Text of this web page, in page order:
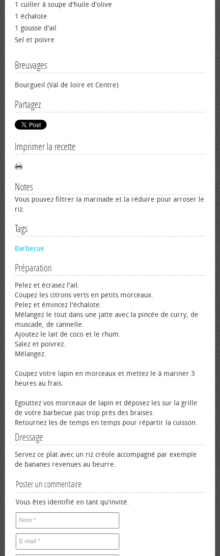
1 cuiller à soupe d'huile d'olive
1 échalote
1 gousse d'ail
Sel et poivre
Breuvages
Bourgueil (Val de loire et Centre)
Partagez
Imprimer la recette
Notes
Vous pouvez filtrer la marinade et la réduire pour arroser le
riz.
Tags
Barbecue
Préparation
Pelez et écrasez l'ail.
Coupez les citrons verts en petits morceaux.
Pelez et émincez l'échalote.
Mélangez le tout dans une jatte avec la pincée de curry, de
muscade, de cannelle.
Ajoutez le lait de coco et le rhum.
Salez et poivrez.
Mélangez.
Coupez votre lapin en morceaux et mettez le à mariner 3
heures au frais.
Egouttez vos morceaux de lapin et déposez les sur la grille
de votre barbecue pas trop près des braises.
Retournez les de temps en temps pour répartir la cuisson.
Dressage
Servez ce plat avec un riz créole accompagné par exemple
de bananes revenues au beurre.
Poster un commentaire
Vous êtes identifié en tant qu'invité.